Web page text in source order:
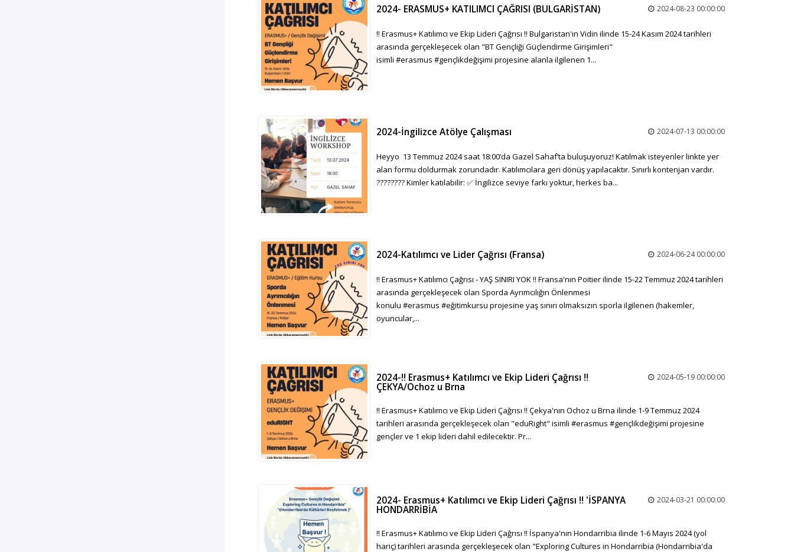
2024-08-23 00:00:00
2024- ERASMUS+ KATILIMCI ÇAĞRISI (BULGARİSTAN)
‼️ Erasmus+ Katılımcı ve Ekip Lideri Çağrısı ‼️ Bulgaristan'ın Vidin ilinde 15-24 Kasım 2024 tarihleri
arasında gerçekleşecek olan "BT Gençliği Güçlendirme Girişimleri"
isimli #erasmus #gençlikdeğişimi projesine alanla ilgilenen 1...
2024-07-13 00:00:00
2024-İngilizce Atölye Çalışması
Heyyo 13 Temmuz 2024 saat 18:00’da Gazel Sahaf’ta buluşuyoruz! Katılmak isteyenler linkte yer
alan formu doldurmak zorundadır. Katılımcılara geri dönüş yapılacaktır. Sınırlı kontenjan vardır.
???????? Kimler katılabilir: ✅ İngilizce seviye farkı yoktur, herkes ba...
2024-06-24 00:00:00
2024-Katılımcı ve Lider Çağrısı (Fransa)
‼️ Erasmus+ Katılımcı Çağrısı - YAŞ SINIRI YOK ‼️ Fransa'nın Poitier ilinde 15-22 Temmuz 2024 tarihleri
arasında gerçekleşecek olan Sporda Ayrımcılığın Önlenmesi
konulu #erasmus #eğitimkursu projesine yaş sınırı olmaksızın sporla ilgilenen (hakemler,
oyuncular,...
2024-05-19 00:00:00
2024-‼️ Erasmus+ Katılımcı ve Ekip Lideri Çağrısı ‼️
ÇEKYA/Ochoz u Brna
‼️ Erasmus+ Katılımcı ve Ekip Lideri Çağrısı ‼️ Çekya'nın Ochoz u Brna ilinde 1-9 Temmuz 2024
tarihleri arasında gerçekleşecek olan "eduRight" isimli #erasmus #gençlikdeğişimi projesine
gençler ve 1 ekip lideri dahil edilecektir. Pr...
2024-03-21 00:00:00
2024- Erasmus+ Katılımcı ve Ekip Lideri Çağrısı ‼️ 'İSPANYA
HONDARRİBİA
‼️ Erasmus+ Katılımcı ve Ekip Lideri Çağrısı ‼️ İspanya'nın Hondarribia ilinde 1-6 Mayıs 2024 (yol
hariç) tarihleri arasında gerçekleşecek olan "Exploring Cultures in Hondarribia (Hondarribia'da